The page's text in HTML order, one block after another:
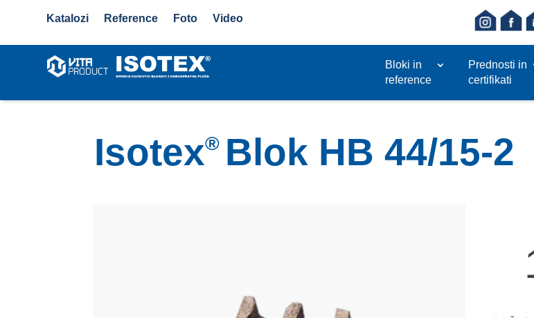
Katalozi Reference Foto Video
Bloki in
reference
Prednosti in
certifikati
Isotex® Blok HB 44/15-2